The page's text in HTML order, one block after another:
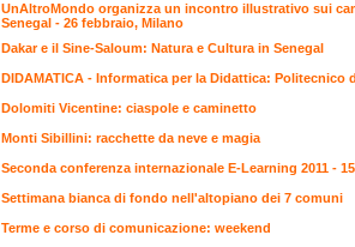
UnAltroMondo organizza un incontro illustrativo sui
Senegal - 26 febbraio, Milano
Dakar e il Sine-Saloum: Natura e Cultura in Senegal
DIDAMATICA - Informatica per la Didattica: Politecnico
Dolomiti Vicentine: ciaspole e caminetto
Monti Sibillini: racchette da neve e magia
Seconda conferenza internazionale E-Learning 2011 -
Settimana bianca di fondo nell'altopiano dei 7 comuni
Terme e corso di comunicazione: weekend